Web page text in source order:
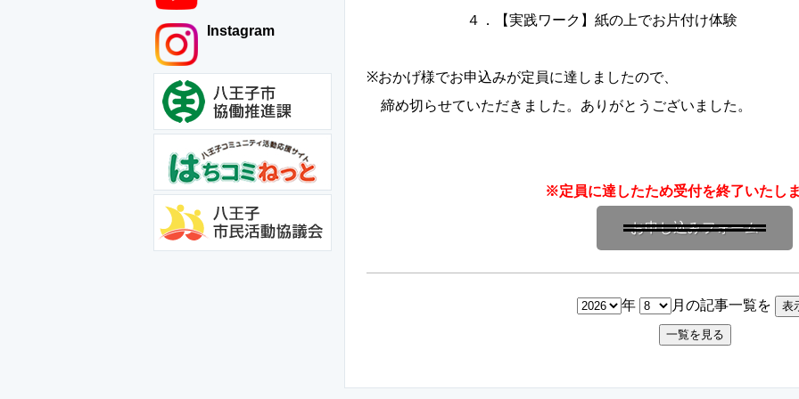
Instagram
４．【実践ワーク】紙の上でお片付け体験
※おかげ様でお申込みが定員に達しましたので、
締め切らせていただきました。ありがとうございました。
※定員に達したため受付を終了いたし
お申し込みフォーム
年 月の記事一覧を